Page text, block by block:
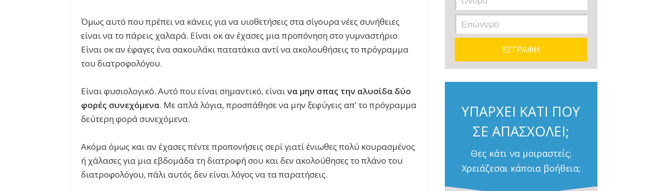
Όμως αυτό που πρέπει να κάνεις για να υιοθετήσεις στα σίγουρα νέες συνήθειες
είναι να το πάρεις χαλαρά. Είναι οκ αν έχασες μια προπόνηση στο γυμναστήριο.
Είναι οκ αν έφαγες ένα σακουλάκι πατατάκια αντί να ακολουθήσεις το πρόγραμμα
του διατροφολόγου.
Είναι φυσιολογικό. Αυτό που είναι σημαντικό, είναινα μην σπας την αλυσίδα δύο
φορές συνεχόμενα. Με απλά λόγια, προσπάθησε να μην ξεφύγεις απ’ το πρόγραμμα
δεύτερη φορά συνεχόμενα.
Ακόμα όμως και αν έχασες πέντε προπονήσεις σερί γιατί ένιωθες πολύ κουρασμένος
ή χάλασες για μια εβδομάδα τη διατροφή σου και δεν ακολούθησες το πλάνο του
διατροφολόγου, πάλι αυτός δεν είναι λόγος να τα παρατήσεις.
ΥΠΑΡΧΕΙ ΚΑΤΙ ΠΟΥ
ΣΕ ΑΠΑΣΧΟΛΕΙ;
Θες κάτι να μοιραστείς;
Χρειάζεσαι κάποια βοήθεια;